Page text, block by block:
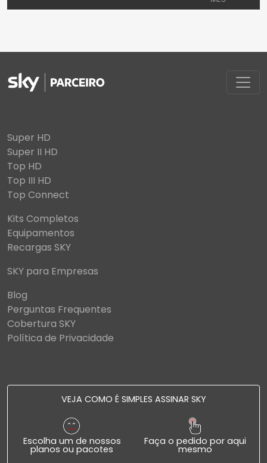
Super HD
Super II HD
Top HD
Top III HD
Top Connect
Kits Completos
Equipamentos
Recargas SKY
SKY para Empresas
Blog
Perguntas Frequentes
Cobertura SKY
Política de Privacidade
VEJA COMO É SIMPLES ASSINAR SKY
Escolha um de nossos
planos ou pacotes
Faça o pedido por aqui
mesmo